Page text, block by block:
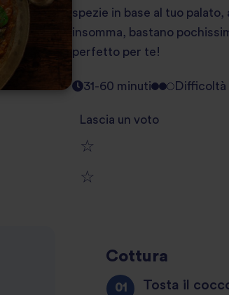
spezie in base al tuo
insomma, bastano
perfetto per te!
31-60 minuti Difficoltà
Lascia un voto
review
star
review
star
Cottura
Tosta il